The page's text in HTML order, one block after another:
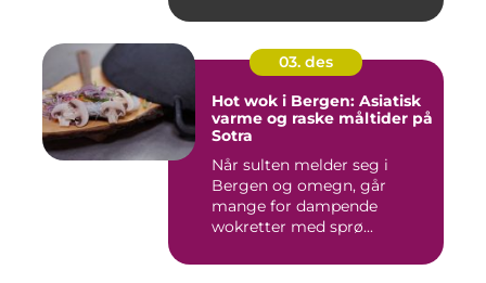
03. des
Hot wok i Bergen: Asiatisk
varme og raske måltider på
Sotra
Når sulten melder seg i
Bergen og omegn, går
mange for dampende
wokretter med sprø...